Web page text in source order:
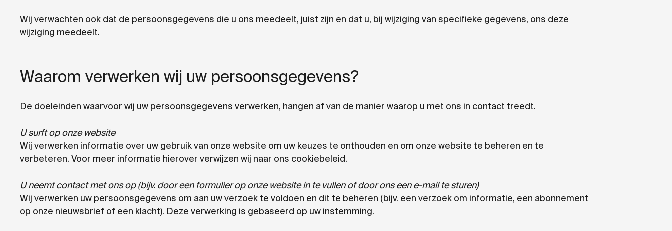
Wij verwachten ook dat de persoonsgegevens die u ons meedeelt, juist zijn en dat u, bij wijziging van specifieke gegevens, ons deze
wijziging meedeelt.
Waarom verwerken wij uw persoonsgegevens?
De doeleinden waarvoor wij uw persoonsgegevens verwerken, hangen af van de manier waarop u met ons in contact treedt.
U surft op onze website
Wij verwerken informatie over uw gebruik van onze website om uw keuzes te onthouden en om onze website te beheren en te
verbeteren. Voor meer informatie hierover verwijzen wij naar ons cookiebeleid.
U neemt contact met ons op (bijv. door een formulier op onze website in te vullen of door ons een e-mail te sturen)
Wij verwerken uw persoonsgegevens om aan uw verzoek te voldoen en dit te beheren (bijv. een verzoek om informatie, een abonnement
op onze nieuwsbrief of een klacht). Deze verwerking is gebaseerd op uw instemming.